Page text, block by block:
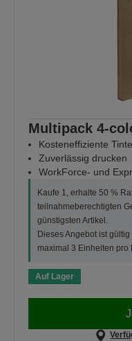
Multipack 4-
Kosteneffiziente
Zuverlässig drucken
WorkForce- und
Kaufe 1, erhalte 50 %
teilnahmeberechtigten
günstigsten Artikel.
Dieses Angebot ist
maximal 3 Einheiten pro
Auf Lager